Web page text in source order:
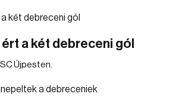
a két debreceni gól
Újpesten.